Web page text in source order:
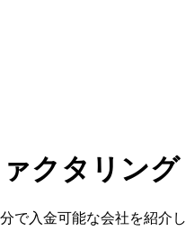
クタリング
で入金可能な会社を紹介し